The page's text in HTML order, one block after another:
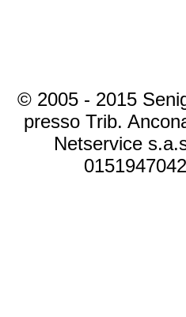
© 2005 - 2015
presso Trib.
Netservice